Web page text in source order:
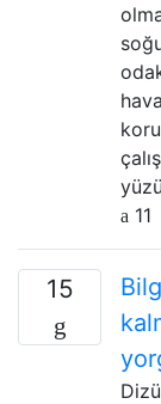
11
15